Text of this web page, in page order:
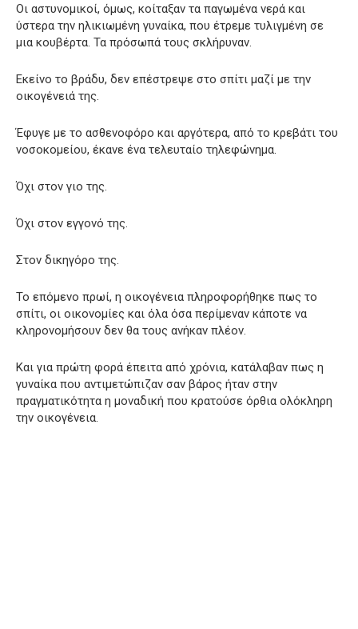
Οι αστυνομικοί, όμως, κοίταξαν τα παγωμένα νερά και
ύστερα την ηλικιωμένη γυναίκα, που έτρεμε τυλιγμένη σε
μια κουβέρτα. Τα πρόσωπά τους σκλήρυναν.
Εκείνο το βράδυ, δεν επέστρεψε στο σπίτι μαζί με την
οικογένειά της.
Έφυγε με το ασθενοφόρο και αργότερα, από το κρεβάτι του
νοσοκομείου, έκανε ένα τελευταίο τηλεφώνημα.
Όχι στον γιο της.
Όχι στον εγγονό της.
Στον δικηγόρο της.
Το επόμενο πρωί, η οικογένεια πληροφορήθηκε πως το
σπίτι, οι οικονομίες και όλα όσα περίμεναν κάποτε να
κληρονομήσουν δεν θα τους ανήκαν πλέον.
Και για πρώτη φορά έπειτα από χρόνια, κατάλαβαν πως η
γυναίκα που αντιμετώπιζαν σαν βάρος ήταν στην
πραγματικότητα η μοναδική που κρατούσε όρθια ολόκληρη
την οικογένεια.